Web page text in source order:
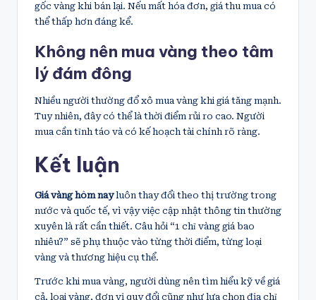
gốc vàng khi bán lại. Nếu mất hóa đơn, giá thu mua có
thể thấp hơn đáng kể.
Không nên mua vàng theo tâm
lý đám đông
Nhiều người thường đổ xô mua vàng khi giá tăng mạnh.
Tuy nhiên, đây có thể là thời điểm rủi ro cao. Người
mua cần tỉnh táo và có kế hoạch tài chính rõ ràng.
Kết luận
Giá vàng hôm nayluôn thay đổi theo thị trường trong
nước và quốc tế, vì vậy việc cập nhật thông tin thường
xuyên là rất cần thiết. Câu hỏi “1 chỉ vàng giá bao
nhiêu?” sẽ phụ thuộc vào từng thời điểm, từng loại
vàng và thương hiệu cụ thể.
Trước khi mua vàng, người dùng nên tìm hiểu kỹ về giá
cả, loại vàng, đơn vị quy đổi cũng như lựa chọn địa chỉ